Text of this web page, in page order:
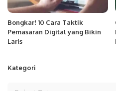
Bongkar! 10 Cara Taktik
Pemasaran Digital yang Bikin
Laris
Kategori